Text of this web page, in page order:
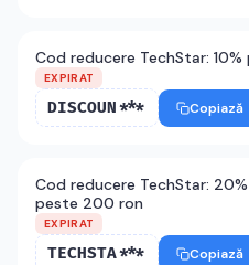
Cod reducere TechStar:
EXPIRAT
DISCOUN*** Copiază
Cod reducere TechStar:
peste 200 ron
EXPIRAT
TECHSTA*** Copiază